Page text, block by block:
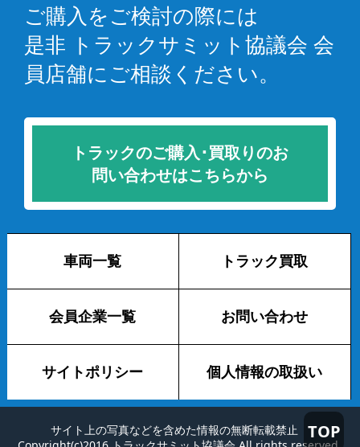
TOP
ご購入をご検討の際には
是非 トラックサミット協議会 会
員店舗にご相談ください。
トラックのご購入･買取りのお
問い合わせはこちらから
車両一覧 トラック買取
会員企業一覧 お問い合わせ
サイトポリシー 個人情報の取扱い
サイト上の写真などを含めた情報の無断転載禁止